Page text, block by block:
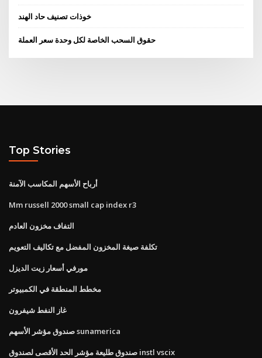
خوذات تصنيف حاد الهند
حقوق السحب الخاصة لكل وحدة سعر العملة
Top Stories
أرباح الأسهم المكاسب الآمنة
Mm russell 2000 small cap index r3
التفاف مخزون العادم
تكلفة صيغة المخزون المفضل مع تكاليف التعويم
مورفي أسعار زيت الديزل
مخطط المنطقة في الكمبيوتر
غاز النفط شيفرون
صندوق مؤشر الأسهم sunamerica
صندوق طليعة مؤشر الحد الأقصى لصندوق instl vscix